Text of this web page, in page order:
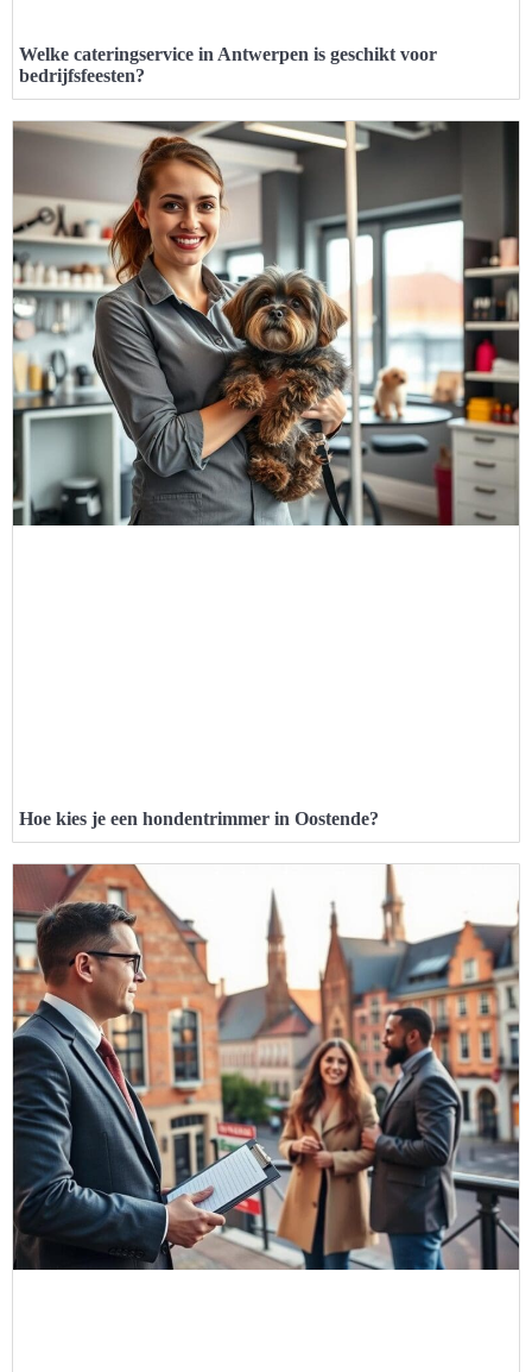
Welke cateringservice in Antwerpen is geschikt voor
bedrijfsfeesten?
Hoe kies je een hondentrimmer in Oostende?